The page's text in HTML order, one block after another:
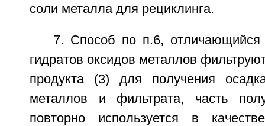
соли металла для рециклинга.
7. Способ по п.6, отличающийся
гидратов оксидов металлов
продукта (3) для получения
металлов и фильтрата, часть
повторно используется в